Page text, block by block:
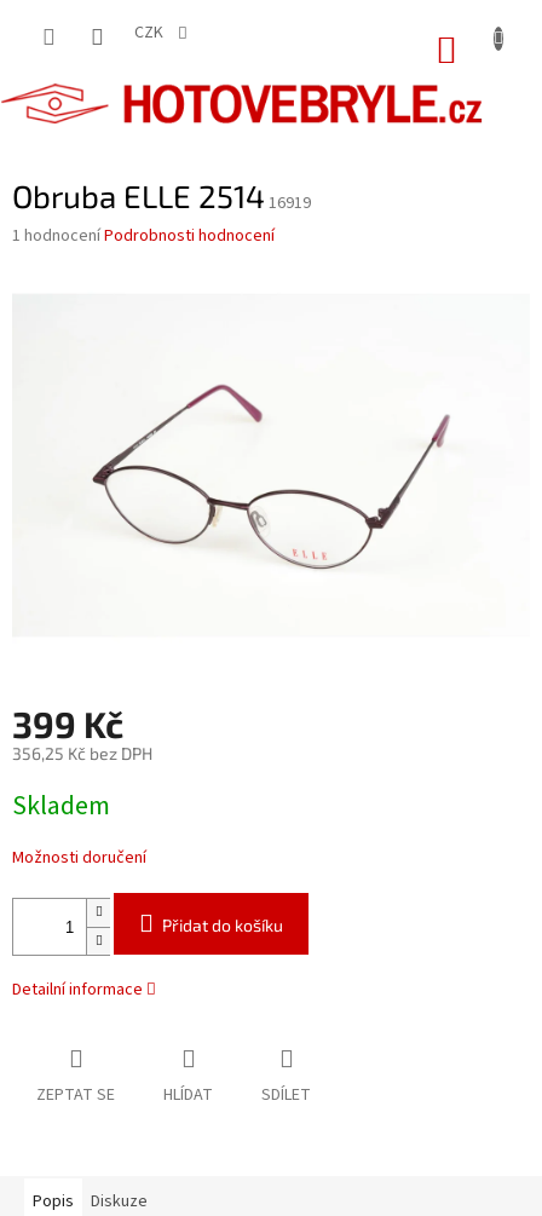
CZK
Obruba ELLE 2514 16919
Průměrné
1 hodnoceníPodrobnosti hodnocení
399 Kč
356,25 Kč bez DPH
cena:
Skladem
Možnosti doručení
Přidat do košíku
Detailní informace
ZEPTAT SE HLÍDAT SDÍLET
Popis Diskuze